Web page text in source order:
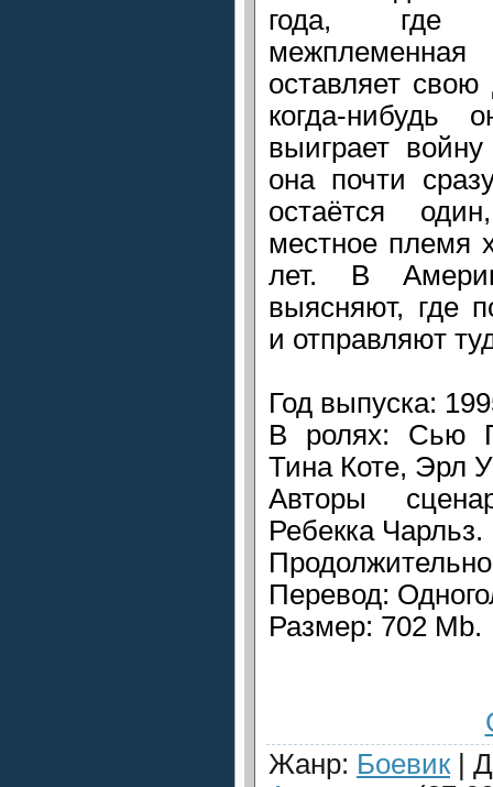
года, где
оставляет
когда-
выиграет
она почти
остаётся
местное племя
лет. В
выясняют, где
и отправляют
Год выпуска:
В ролях: Сью
Тина Коте, Эрл
Авторы
Ребекка Чарльз.
Перевод:
Размер: 702 Mb.
Жанр: Боевик |